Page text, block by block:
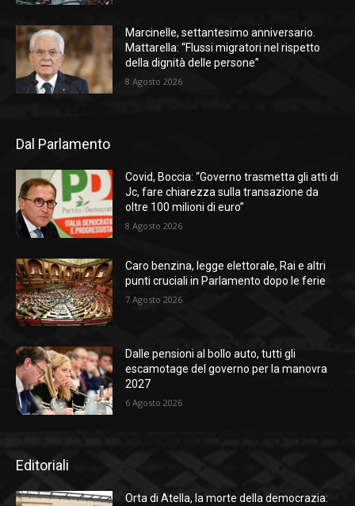
Marcinelle, settantesimo anniversario.
Mattarella: “Flussi migratori nel rispetto
della dignità delle persone”
8 Agosto 2026
Dal Parlamento
Covid, Boccia: “Governo trasmetta gli atti di
Jc, fare chiarezza sulla transazione da
oltre 100 milioni di euro”
8 Agosto 2026
Caro benzina, legge elettorale, Rai e altri
punti cruciali in Parlamento dopo le ferie
7 Agosto 2026
Dalle pensioni al bollo auto, tutti gli
escamotage del governo per la manovra
2027
6 Agosto 2026
Editoriali
Orta di Atella, la morte della democrazia: